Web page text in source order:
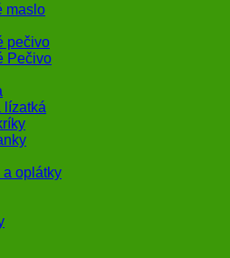
maslo
pečivo
Pečivo
lízatká
a oplátky